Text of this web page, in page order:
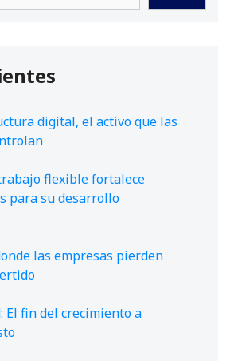
digital, el activo que las
flexible fortalece
para su desarrollo
las empresas pierden
El fin del crecimiento a